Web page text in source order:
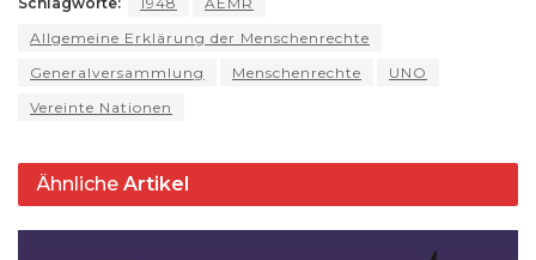
p
p
mo
o
k
y
s
Allgemeine Erklärung der Menschenrechte
Generalversammlung
Menschenrechte
UNO
Vereinte Nationen
Ähnliche Artikel